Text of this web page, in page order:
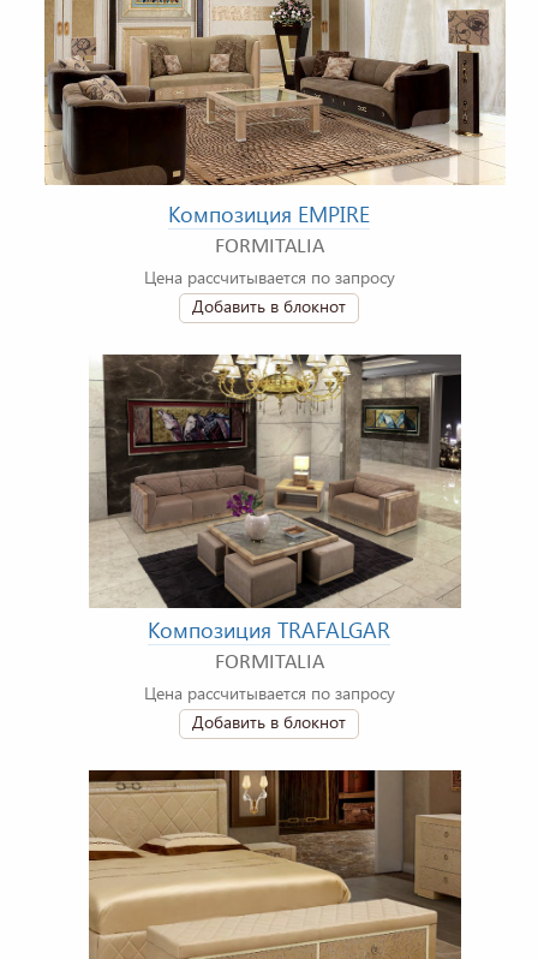
Композиция EMPIRE
FORMITALIA
Цена рассчитывается по запросу
Добавить в блокнот
Композиция TRAFALGAR
FORMITALIA
Цена рассчитывается по запросу
Добавить в блокнот